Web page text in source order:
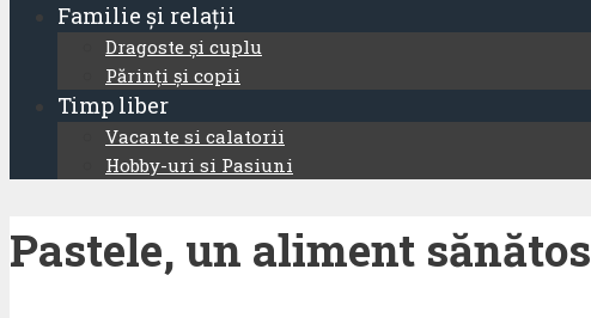
Familie și relații
Dragoste și cuplu
Părinți și copii
Timp liber
Vacante si calatorii
Hobby-uri si Pasiuni
Pastele, un aliment sănătos